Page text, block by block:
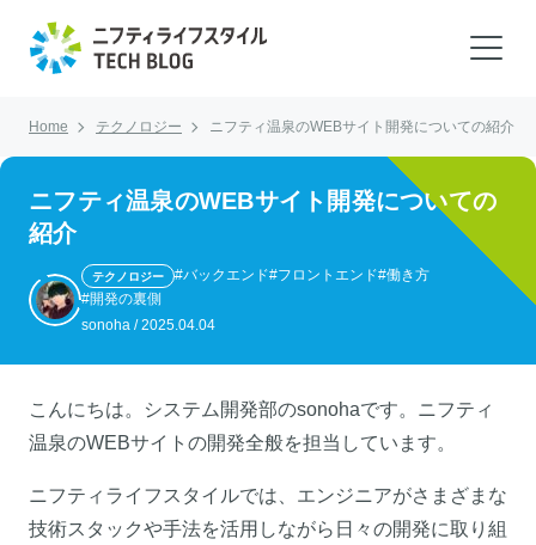
Home テクノロジー ニフティ温泉のWEBサイト開発についての紹介
ニフティ温泉のWEBサイト開発についての
紹介
テクノロジー #バックエンド#フロントエンド#働き方
#開発の裏側
sonoha / 2025.04.04
こんにちは。システム開発部のsonohaです。ニフティ
温泉のWEBサイトの開発全般を担当しています。
ニフティライフスタイルでは、エンジニアがさまざまな
技術スタックや手法を活用しながら日々の開発に取り組